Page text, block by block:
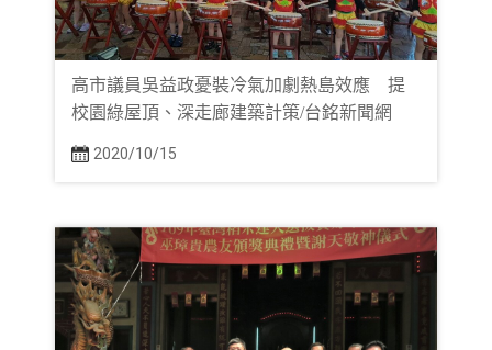
高市議員吳益政憂裝冷氣加劇熱島效應 提
校園綠屋頂、深走廊建築計策/台銘新聞網
2020/10/15